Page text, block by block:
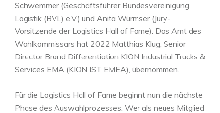
Schwemmer (Geschäftsführer Bundesvereinigung
Logistik (BVL) e.V.) und Anita Würmser (Jury-
Vorsitzende der Logistics Hall of Fame). Das Amt des
Wahlkommissars hat 2022 Matthias Klug, Senior
Director Brand Differentiation KION Industrial Trucks &
Services EMA (KION IST EMEA), übernommen.
Für die Logistics Hall of Fame beginnt nun die nächste
Phase des Auswahlprozesses: Wer als neues Mitglied